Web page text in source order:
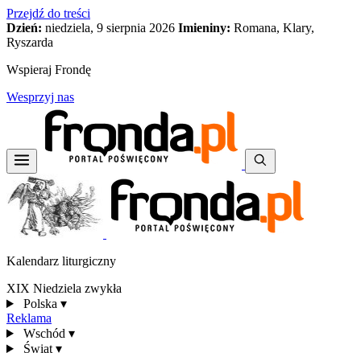
Przejdź do treści
Dzień: niedziela, 9 sierpnia 2026 Imieniny: Romana, Klary,
Ryszarda
Wspieraj Frondę
Wesprzyj nas
Kalendarz liturgiczny
XIX Niedziela zwykła
Polska ▾
Reklama
Wschód ▾
Świat ▾